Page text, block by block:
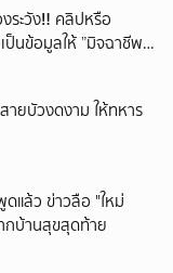
ระวัง‼️ คลิปหรือ
นข้อมูลให้ ”มิจฉาชีพ“
ายบัวงดงาม ให้ทหาร
แล้ว ข่าวลือ "ใหม่
กบ้านสุขสุดท้าย